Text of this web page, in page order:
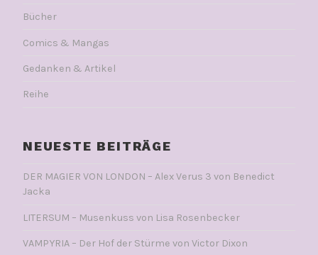
Bücher
Comics & Mangas
Gedanken & Artikel
Reihe
NEUESTE BEITRÄGE
DER MAGIER VON LONDON – Alex Verus 3 von Benedict
Jacka
LITERSUM – Musenkuss von Lisa Rosenbecker
VAMPYRIA – Der Hof der Stürme von Victor Dixon